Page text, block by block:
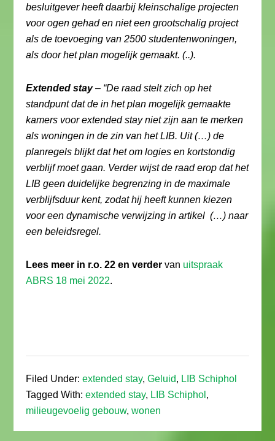
besluitgever heeft daarbij kleinschalige projecten
voor ogen gehad en niet een grootschalig project
als de toevoeging van 2500 studentenwoningen,
als door het plan mogelijk gemaakt. (..).
Extended stay– “De raad stelt zich op het
standpunt dat de in het plan mogelijk gemaakte
kamers voor extended stay niet zijn aan te merken
als woningen in de zin van het LIB. Uit (…) de
planregels blijkt dat het om logies en kortstondig
verblijf moet gaan. Verder wijst de raad erop dat het
LIB geen duidelijke begrenzing in de maximale
verblijfsduur kent, zodat hij heeft kunnen kiezen
voor een dynamische verwijzing in artikel (…) naar
een beleidsregel.
Lees meer in r.o. 22 en verder van uitspraak
ABRS 18 mei 2022.
Filed Under:extended stay,Geluid, LIB Schiphol
Tagged With:extended stay, LIB Schiphol ,
milieugevoelig gebouw,wonen